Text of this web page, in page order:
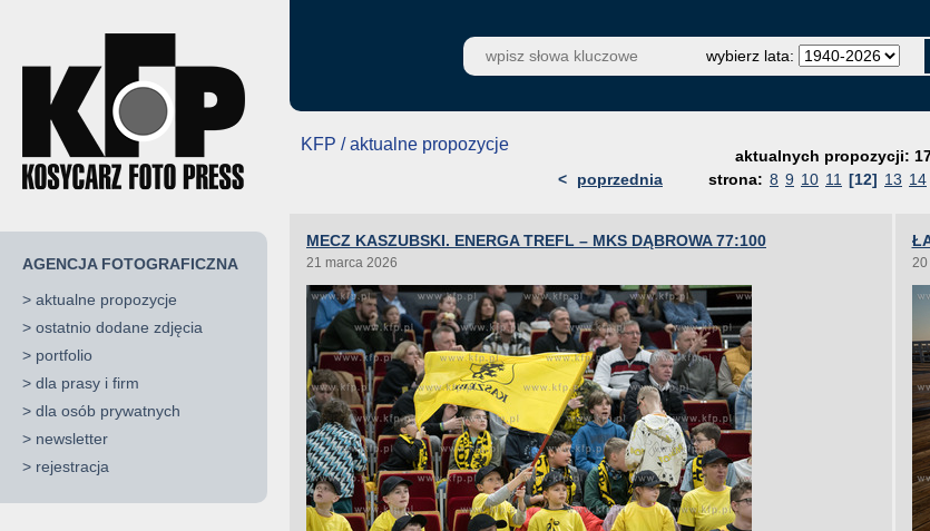
AGENCJA FOTOGRAFICZNA
> aktualne propozycje
> ostatnio dodane zdjęcia
> portfolio
> dla prasy i firm
> dla osób prywatnych
> newsletter
> rejestracja
wybierz lata:
KFP / aktualne propozycje
aktualnych propozycji:
<
poprzednia strona: 8 9 10 11 [12] 13 14
MECZ KASZUBSKI. ENERGA TREFL – MKS DĄBROWA 77:100
21 marca 2026 20